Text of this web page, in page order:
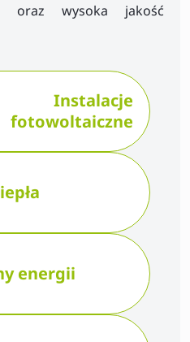
oraz wysoka jakość
Instalacje
fotowoltaiczne
energii